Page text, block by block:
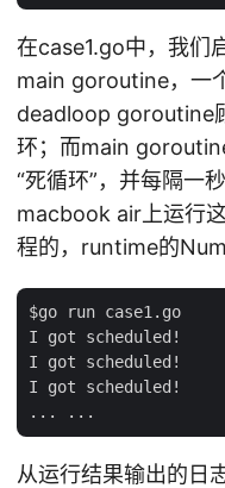
在case1.go中，我们
main goroutine，一
deadloop goroutine
环；而main
“死循环”，并每隔一
macbook air上运行
程的，runtime的
$go run case1.go
I got scheduled!
I got scheduled!
I got scheduled!
从运行结果输出的日